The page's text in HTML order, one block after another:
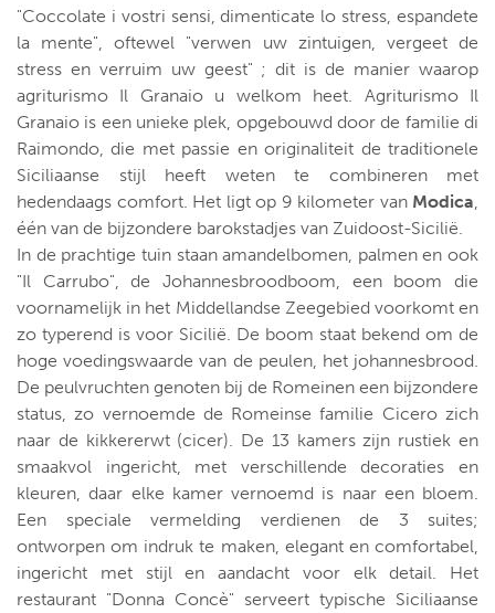
"Coccolate i vostri sensi, dimenticate lo stress, espandete
la mente", oftewel "verwen uw zintuigen, vergeet de
stress en verruim uw geest" ; dit is de manier waarop
agriturismo Il Granaio u welkom heet. Agriturismo Il
Granaio is een unieke plek, opgebouwd door de familie di
Raimondo, die met passie en originaliteit de traditionele
Siciliaanse stijl heeft weten te combineren met
hedendaags comfort. Het ligt op 9 kilometer van Modica,
één van de bijzondere barokstadjes van Zuidoost-Sicilië.
In de prachtige tuin staan amandelbomen, palmen en ook
"Il Carrubo", de Johannesbroodboom, een boom die
voornamelijk in het Middellandse Zeegebied voorkomt en
zo typerend is voor Sicilië. De boom staat bekend om de
hoge voedingswaarde van de peulen, het johannesbrood.
De peulvruchten genoten bij de Romeinen een bijzondere
status, zo vernoemde de Romeinse familie Cicero zich
naar de kikkererwt (cicer). De 13 kamers zijn rustiek en
smaakvol ingericht, met verschillende decoraties en
kleuren, daar elke kamer vernoemd is naar een bloem.
Een speciale vermelding verdienen de 3 suites;
ontworpen om indruk te maken, elegant en comfortabel,
ingericht met stijl en aandacht voor elk detail. Het
restaurant "Donna Concè" serveert typische Siciliaanse